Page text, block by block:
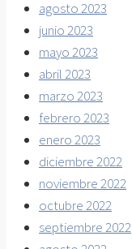
agosto 2023
junio 2023
mayo 2023
abril 2023
marzo 2023
febrero 2023
enero 2023
diciembre 2022
noviembre 2022
octubre 2022
septiembre 2022